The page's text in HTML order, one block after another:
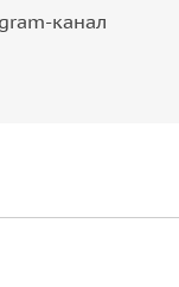
канал